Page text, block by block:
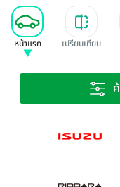
หน้าแรก เปรียบเทียบ